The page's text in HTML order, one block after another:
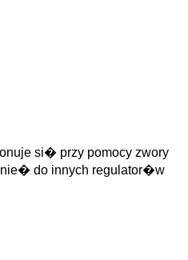
si� przy pomocy zwory
do innych regulator�w